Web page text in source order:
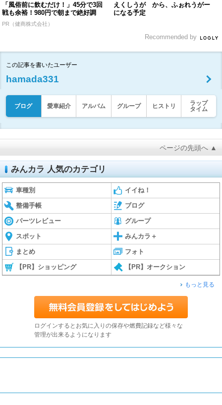
「風俗前に飲むだけ！」45分で3回
戦も余裕！980円で朝まで絶好調
PR（健商株式会社）
えくしうが から、ふぉれうがー
になる予定
Recommended by
この記事を書いたユーザー
hamada331
ブログ 愛車紹介 アルバム グループ ヒストリ
ラップ
タイム
ページの先頭へ ▲
みんカラ 人気のカテゴリ
車種別 イイね！
整備手帳 ブログ
パーツレビュー グループ
スポット みんカラ＋
まとめ フォト
【PR】ショッピング 【PR】オークション
もっと見る
ログインするとお気に入りの保存や燃費記録など様々な
管理が出来るようになります